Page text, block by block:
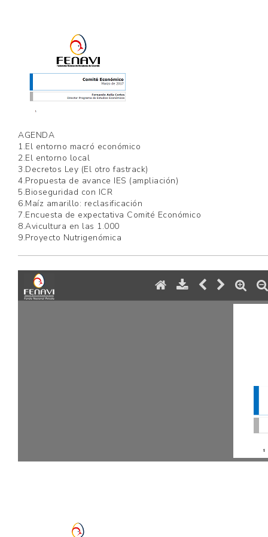
DE
COLOMBIA
AGENDA
1.El entorno macró económico
2.El entorno local
3.Decretos Ley (El otro fastrack)
4.Propuesta de avance IES (ampliación)
5.Bioseguridad con ICR
6.Maíz amarillo: reclasificación
7.Encuesta de expectativa Comité Económico
8.Avicultura en las 1.000
9.Proyecto Nutrigenómica